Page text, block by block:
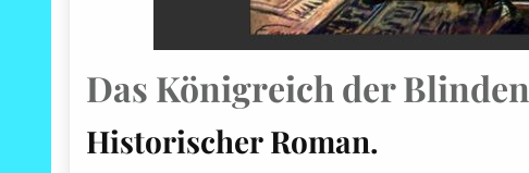
Das Königreich der Blinden
Historischer Roman.